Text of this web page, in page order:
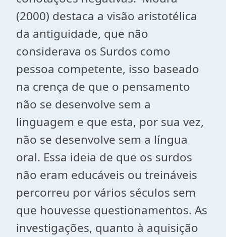
(2000) destaca a visão aristotélica
da antiguidade, que não
considerava os Surdos como
pessoa competente, isso baseado
na crença de que o pensamento
não se desenvolve sem a
linguagem e que esta, por sua vez,
não se desenvolve sem a língua
oral. Essa ideia de que os surdos
não eram educáveis ou treináveis
percorreu por vários séculos sem
que houvesse questionamentos. As
investigações, quanto à aquisição